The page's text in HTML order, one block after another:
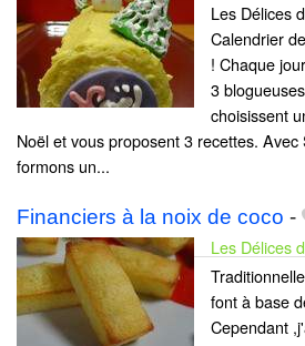
Les Délices
Calendrier
! Chaque
3
choisissent
Noël et vous proposent 3 recettes.
formons un...
Financiers à la noix de coco -
Les Délices
font à base
Cependant